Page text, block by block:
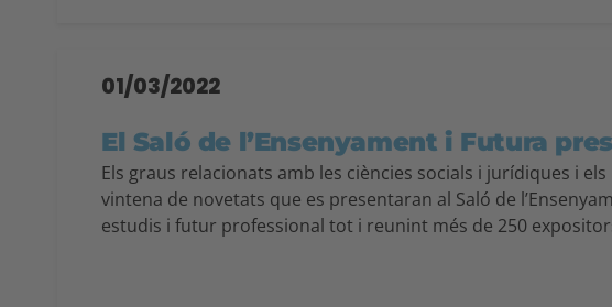
01/03/2022
El Saló de l’Ensenyament i Futura
Els graus relacionats amb les ciències socials i jurídiques i
vintena de novetats que es presentaran al Saló de
estudis i futur professional tot i reunint més de 250